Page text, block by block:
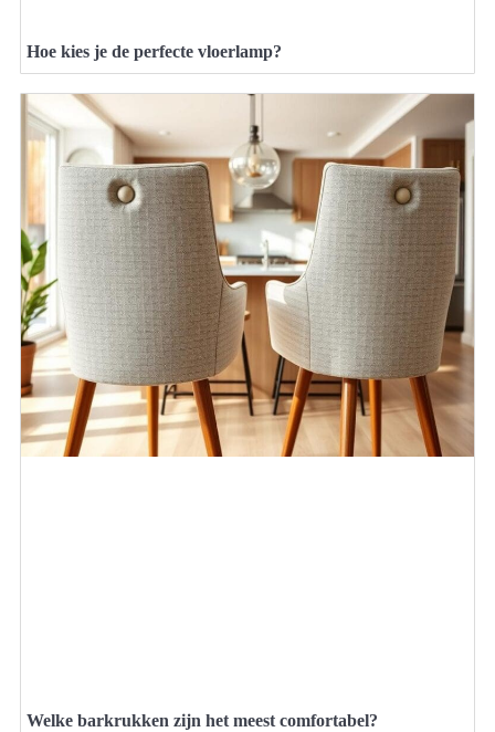
Hoe kies je de perfecte vloerlamp?
Welke barkrukken zijn het meest comfortabel?